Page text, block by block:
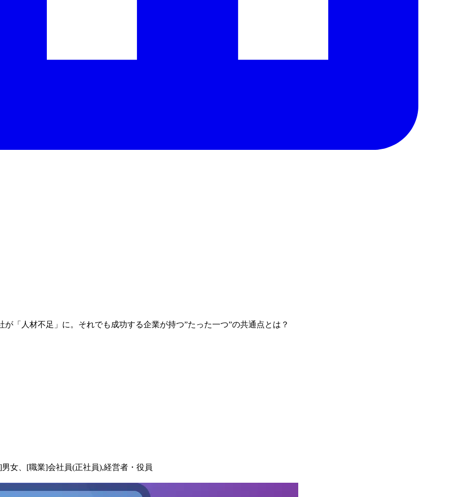
「人材不足」に。それでも成功する企業が持つ”たった一つ”の共通点とは？
女、[職業]会社員(正社員),経営者・役員